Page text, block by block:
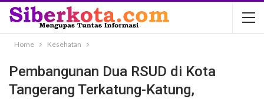
Home Kesehatan
Pembangunan Dua RSUD di Kota
Tangerang Terkatung-Katung,